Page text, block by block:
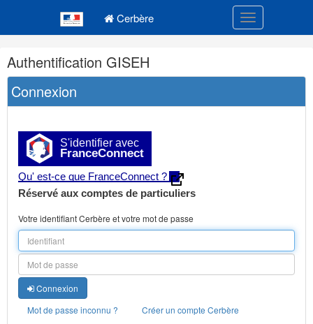
Cerbère Toggle
Navigation
et
outils
annexes
Authentification GISEH
Connexion
S'identifier avec
FranceConnect
Qu' est-ce que FranceConnect ?
Réservé aux comptes de particuliers
Votre identifiant Cerbère et votre mot de passe
Connexion
Mot de passe inconnu ?
Créer un compte Cerbère